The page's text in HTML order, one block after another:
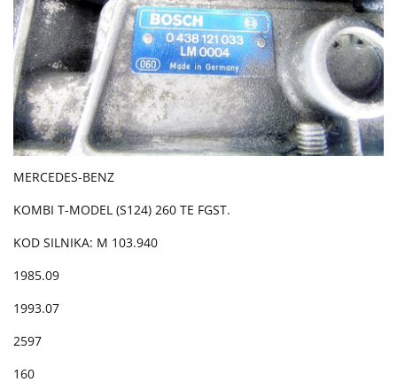
MERCEDES-BENZ
KOMBI T-MODEL (S124) 260 TE FGST.
KOD SILNIKA: M 103.940
1985.09
1993.07
2597
160